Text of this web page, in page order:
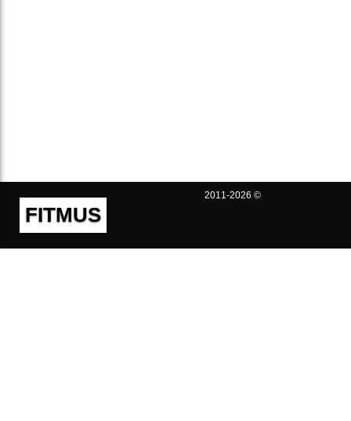
FITMUS
2011-2026 ©